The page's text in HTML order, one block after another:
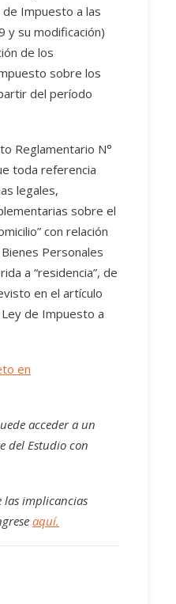
Impuesto a las
y su modificación)
de los
sobre los
del período
Reglamentario N°
toda referencia
legales,
sobre el
con relación
Personales
a “residencia”, de
en el artículo
de Impuesto a
en
acceder a un
del Estudio con
las implicancias
aquí.